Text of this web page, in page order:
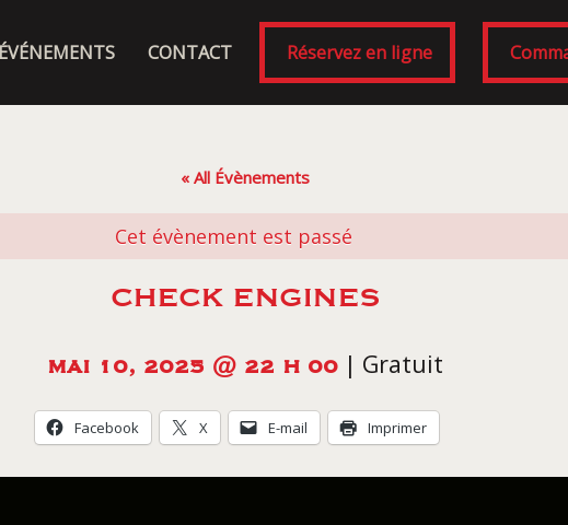
ÉVÉNEMENTS CONTACT Réservez en ligne
« All Évènements
Cet évènement est passé
CHECK ENGINES
MAI 10, 2025 @ 22 H 00 | Gratuit
Facebook X E-mail Imprimer